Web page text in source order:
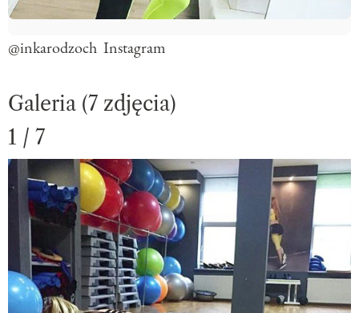
@inkarodzoch Instagram
Galeria (7 zdjęcia)
1 / 7